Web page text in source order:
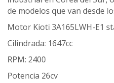
de modelos que van desde
Motor Kioti 3A165LWH-E1
Cilindrada: 1647cc
RPM: 2400
Potencia 26cv